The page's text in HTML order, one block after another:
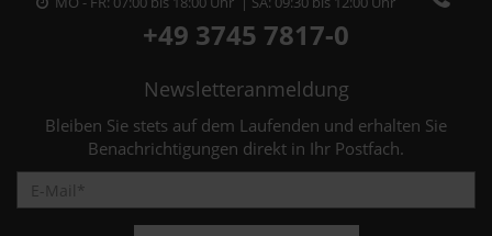
+49 3745 7817-0
Newsletteranmeldung
Bleiben Sie stets auf dem Laufenden und erhalten Sie
Benachrichtigungen direkt in Ihr Postfach.